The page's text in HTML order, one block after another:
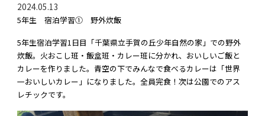
2024.05.13
5年生 宿泊学習① 野外炊飯
5年生宿泊学習1日目「千葉県立手賀の丘少年自然の家」での野外
炊飯。火おこし班・飯盒班・カレー班に分かれ、おいしいご飯と
カレーを作りました。青空の下でみんなで食べるカレーは「世界
一おいしいカレー」になりました。全員完食！次は公園でのアス
レチックです。